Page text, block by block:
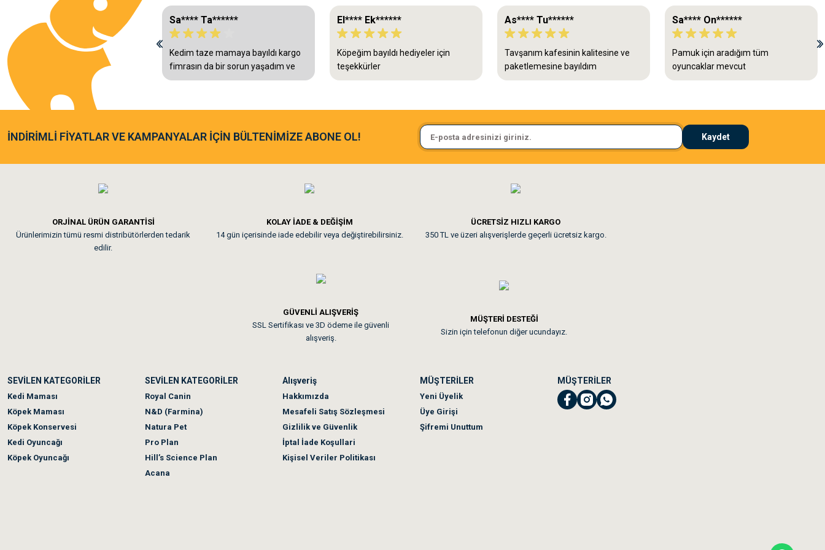
Gönder
Sa**** Ta******
Kedim taze mamaya bayıldı kargo
fimrasın da bir sorun yaşadım ve
arkadaşlar çok hızlı bir şekil de
El**** Ek******
Köpeğim bayıldı hediyeler için
teşekkürler
As**** Tu******
Tavşanım kafesinin kalitesine ve
paketlemesine bayıldım
Sa**** On******
Pamuk için aradığım tüm
oyuncaklar mevcut
İNDİRİMLİ FİYATLAR VE KAMPANYALAR İÇİN BÜLTENİMİZE ABONE OL! Kaydet
ORJİNAL ÜRÜN GARANTİSİ
Ürünlerimizin tümü resmi distribütörlerden tedarik
edilir.
KOLAY İADE & DEĞİŞİM
14 gün içerisinde iade edebilir veya değiştirebilirsiniz.
ÜCRETSİZ HIZLI KARGO
350 TL ve üzeri alışverişlerde geçerli ücretsiz kargo.
GÜVENLİ ALIŞVERİŞ
SSL Sertifikası ve 3D ödeme ile güvenli
alışveriş.
MÜŞTERİ DESTEĞİ
Sizin için telefonun diğer ucundayız.
SEVİLEN KATEGORİLER
Kedi Maması
Köpek Maması
Köpek Konservesi
Kedi Oyuncağı
Köpek Oyuncağı
SEVİLEN KATEGORİLER
Royal Canin
N&D (Farmina)
Natura Pet
Pro Plan
Hill’s Science Plan
Acana
Alışveriş
Hakkımızda
Mesafeli Satış Sözleşmesi
Gizlilik ve Güvenlik
İptal İade Koşullari
Kişisel Veriler Politikası
MÜŞTERİLER
Yeni Üyelik
Üye Girişi
Şifremi Unuttum
MÜŞTERİLER